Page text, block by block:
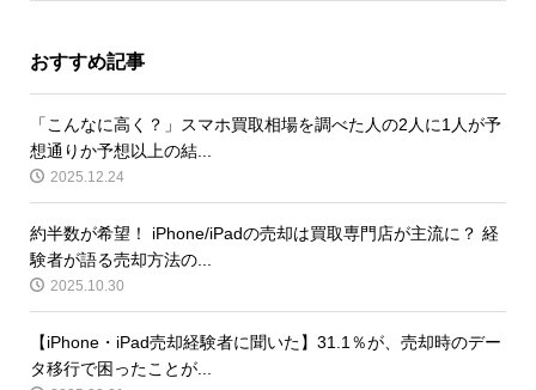
おすすめ記事
「こんなに高く？」スマホ買取相場を調べた人の2人に1人が予
想通りか予想以上の結...
2025.12.24
約半数が希望！ iPhone/iPadの売却は買取専門店が主流に？ 経
験者が語る売却方法の...
2025.10.30
【iPhone・iPad売却経験者に聞いた】31.1％が、売却時のデー
タ移行で困ったことが...